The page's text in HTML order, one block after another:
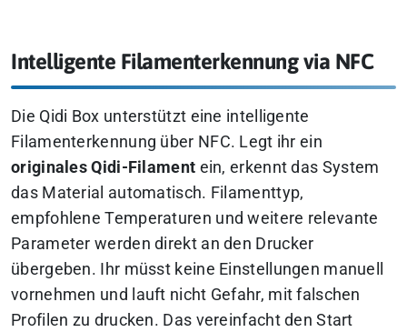
Intelligente Filamenterkennung via NFC
Die Qidi Box unterstützt eine intelligente
Filamenterkennung über NFC. Legt ihr ein
originales Qidi-Filament ein, erkennt das System
das Material automatisch. Filamenttyp,
empfohlene Temperaturen und weitere relevante
Parameter werden direkt an den Drucker
übergeben. Ihr müsst keine Einstellungen manuell
vornehmen und lauft nicht Gefahr, mit falschen
Profilen zu drucken. Das vereinfacht den Start